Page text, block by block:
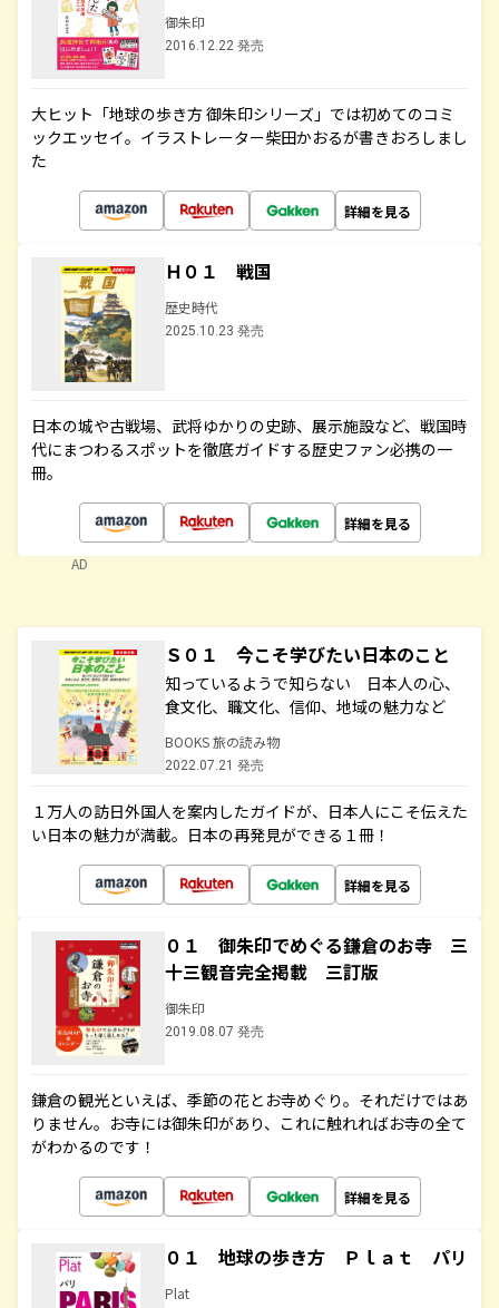
御朱印
2016.12.22 発売
大ヒット「地球の歩き方 御朱印シリーズ」では初めてのコミ
ックエッセイ。イラストレーター柴田かおるが書きおろしまし
た
詳細を見る
Ｈ０１ 戦国
歴史時代
2025.10.23 発売
日本の城や古戦場、武将ゆかりの史跡、展示施設など、戦国時
代にまつわるスポットを徹底ガイドする歴史ファン必携の一
冊。
詳細を見る
AD
Ｓ０１ 今こそ学びたい日本のこと
知っているようで知らない 日本人の心、
食文化、職文化、信仰、地域の魅力など
BOOKS 旅の読み物
2022.07.21 発売
１万人の訪日外国人を案内したガイドが、日本人にこそ伝えた
い日本の魅力が満載。日本の再発見ができる１冊！
詳細を見る
０１ 御朱印でめぐる鎌倉のお寺 三
十三観音完全掲載 三訂版
御朱印
2019.08.07 発売
鎌倉の観光といえば、季節の花とお寺めぐり。それだけではあ
りません。お寺には御朱印があり、これに触れればお寺の全て
がわかるのです！
詳細を見る
０１ 地球の歩き方 Ｐｌａｔ パリ
Plat